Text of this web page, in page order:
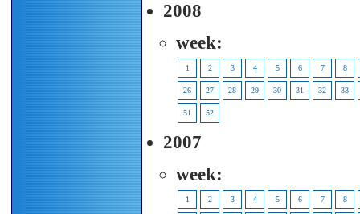
2008
week:
1 2 3 4 5 6 7 8
26 27 28 29 30 31 32 33
51 52
2007
week:
1 2 3 4 5 6 7 8